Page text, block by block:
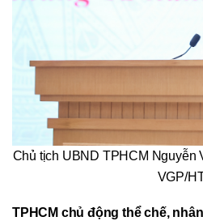
Chủ tịch UBND TPHCM Nguyễn
VGP/
TPHCM chủ động thể chế,